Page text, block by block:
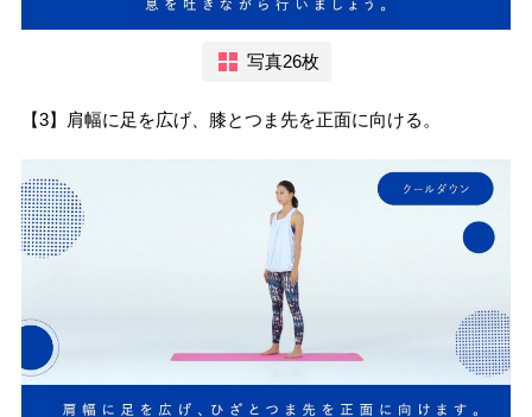
写真26枚
【3】肩幅に足を広げ、膝とつま先を正面に向ける。